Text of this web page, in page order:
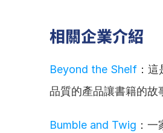
相關企業介紹
Beyond the Shelf ：
品質的產品讓書籍的故
Bumble and Twig ：